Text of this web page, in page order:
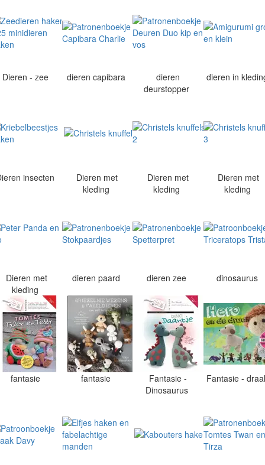
Dieren - zee dieren capibara
dieren
deurstopper
dieren in
insecten
Dieren met
kleding
Dieren met
kleding
Dieren met
kleding
Dieren met
kleding
dieren paard dieren zee dinosaurus
fantasie fantasie
Fantasie -
Dinosaurus
Fantasie -